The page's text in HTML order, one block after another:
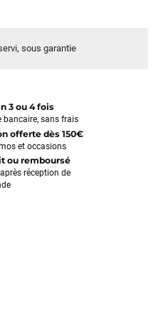
sous garantie
3 ou 4 fois
bancaire, sans frais
offerte dès 150€
et occasions
ou remboursé
réception de